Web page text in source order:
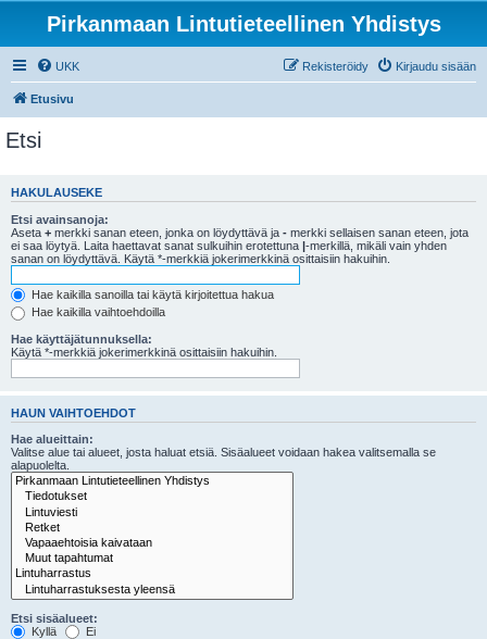
Pirkanmaan Lintutieteellinen Yhdistys
UKK Kirjaudu sisään
Rekisteröidy
Etusivu
Etsi
HAKULAUSEKE
Etsi avainsanoja:
Aseta + merkki sanan eteen, jonka on löydyttävä ja - merkki sellaisen sanan eteen, jota
ei saa löytyä. Laita haettavat sanat sulkuihin erotettuna |-merkillä, mikäli vain yhden
sanan on löydyttävä. Käytä *-merkkiä jokerimerkkinä osittaisiin hakuihin.
Hae kaikilla sanoilla tai käytä kirjoitettua hakua
Hae kaikilla vaihtoehdoilla
Hae käyttäjätunnuksella:
Käytä *-merkkiä jokerimerkkinä osittaisiin hakuihin.
HAUN VAIHTOEHDOT
Hae alueittain:
Valitse alue tai alueet, josta haluat etsiä. Sisäalueet voidaan hakea valitsemalla se
alapuolelta.
Etsi sisäalueet:
Kyllä
Ei